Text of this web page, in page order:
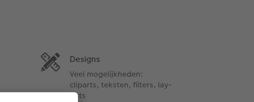
Designs
Veel mogelijkheden:
cliparts, teksten, filters, lay-
outs